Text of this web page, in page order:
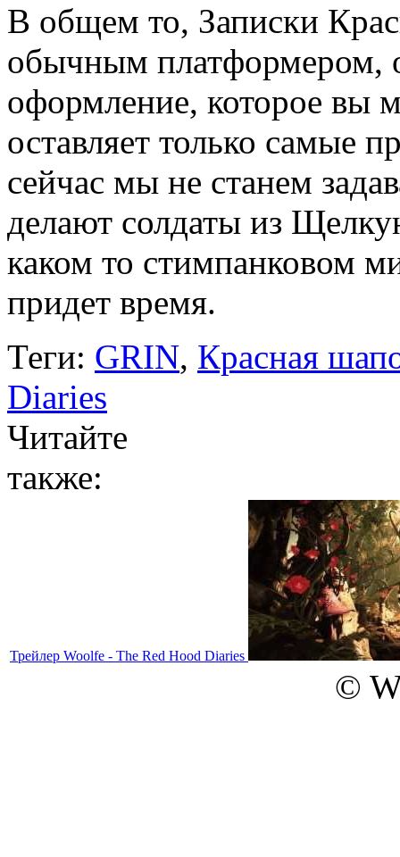
В общем то, Записки
обычным платформером,
оформление, которое вы
оставляет только самые
сейчас мы не станем
делают солдаты из
каком то стимпанковом
придет время.
Теги: GRIN, Красная
Diaries
Читайте
также:
Трейлер Woolfe - The Red Hood Diaries
©